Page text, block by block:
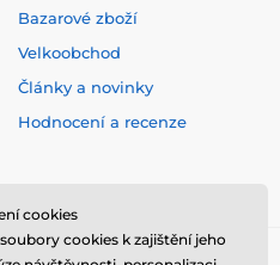
Bazarové zboží
Velkoobchod
Články a novinky
Hodnocení a recenze
cookies
cookies k zajištění jeho